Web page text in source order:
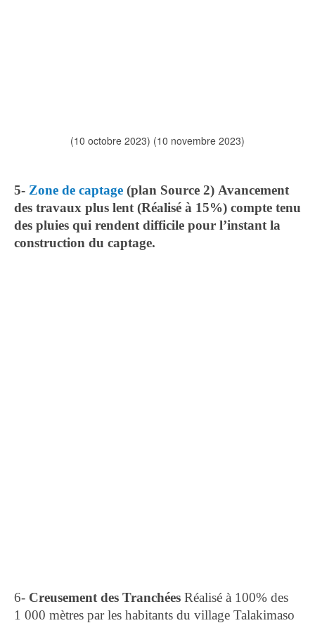
(10 octobre 2023) (10 novembre 2023)
5- Zone de captage (plan Source 2) Avancement
des travaux plus lent (Réalisé à 15%) compte tenu
des pluies qui rendent difficile pour l’instant la
construction du captage.
6- Creusement des Tranchées Réalisé à 100% des
1 000 mètres par les habitants du village Talakimaso